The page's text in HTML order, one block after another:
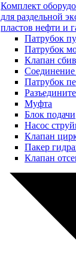
Комплект
для раздельной
пластов нефти и
Патрубок
Патрубок
Клапан
Соединение
Патрубок
Муфта
Блок подачи
Насос
Клапан
Пакер
Клапан